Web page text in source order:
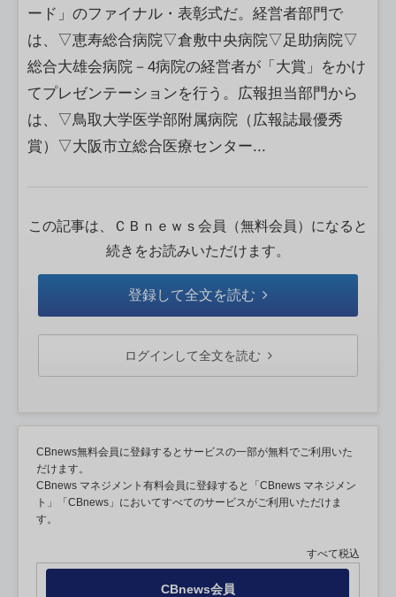
ード」のファイナル・表彰式だ。経営者部門で
は、▽恵寿総合病院▽倉敷中央病院▽足助病院▽
総合大雄会病院－4病院の経営者が「大賞」をかけ
てプレゼンテーションを行う。広報担当部門から
は、▽鳥取大学医学部附属病院（広報誌最優秀
賞）▽大阪市立総合医療センター...
この記事は、ＣＢｎｅｗｓ会員（無料会員）になると
続きをお読みいただけます。
登録して全文を読む
ログインして全文を読む
CBnews無料会員に登録するとサービスの一部が無料でご利用いた
だけます。
CBnews マネジメント有料会員に登録すると「CBnews マネジメン
ト」「CBnews」においてすべてのサービスがご利用いただけま
す。
すべて税込
CBnews会員